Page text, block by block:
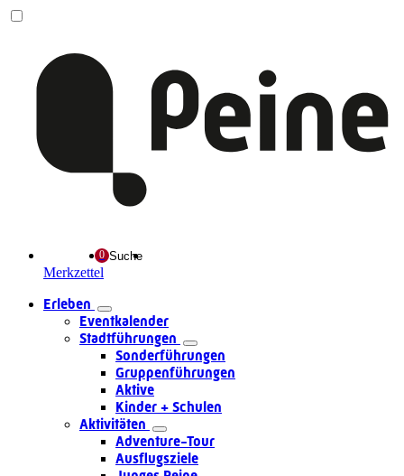
Merkzettel
Suche
Erleben
Eventkalender
Stadtführungen
Sonderführungen
Gruppenführungen
Aktive
Kinder + Schulen
Aktivitäten
Adventure-Tour
Ausflugsziele